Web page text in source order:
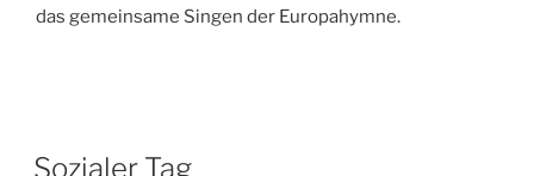
das gemeinsame Singen der Europahymne.
Sozialer Tag